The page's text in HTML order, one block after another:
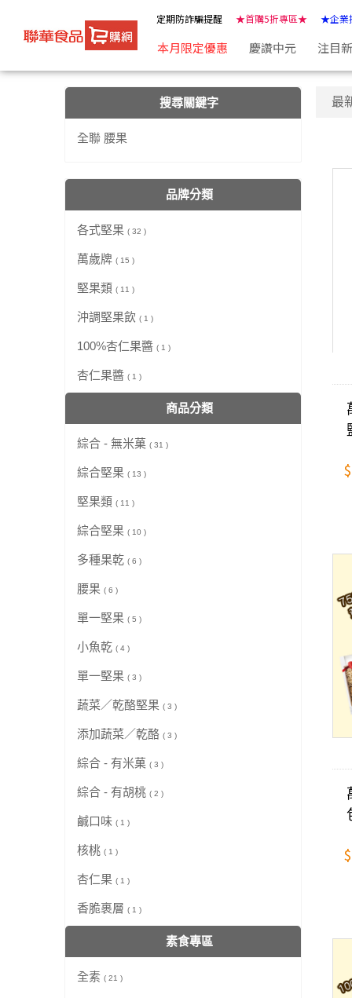
定期防詐騙提醒 ★首購5折專區★ ★企業
本月限定優惠 慶讚中元 注目
搜尋關鍵字
全聯 腰果
品牌分類
各式堅果 ( 32 )
萬歲牌 ( 15 )
堅果類 ( 11 )
沖調堅果飲 ( 1 )
100%杏仁果醬 ( 1 )
杏仁果醬 ( 1 )
商品分類
綜合 - 無米菓 ( 31 )
綜合堅果 ( 13 )
堅果類 ( 11 )
綜合堅果 ( 10 )
多種果乾 ( 6 )
腰果 ( 6 )
單一堅果 ( 5 )
小魚乾 ( 4 )
單一堅果 ( 3 )
蔬菜／乾酪堅果 ( 3 )
添加蔬菜／乾酪 ( 3 )
綜合 - 有米菓 ( 3 )
綜合 - 有胡桃 ( 2 )
鹹口味 ( 1 )
核桃 ( 1 )
杏仁果 ( 1 )
香脆裹層 ( 1 )
素食專區
全素 ( 21 )
最